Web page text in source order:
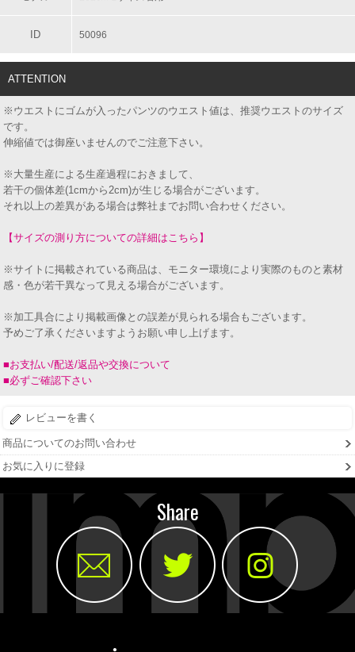
ID 50096
ATTENTION
※ウエストにゴムが入ったパンツのウエスト値は、推奨ウエストのサイズ
です。
伸縮値では御座いませんのでご注意下さい。
※大量生産による生産過程におきまして、
若干の個体差(1cmから2cm)が生じる場合がございます。
それ以上の差異がある場合は弊社までお問い合わせください。
【サイズの測り方についての詳細はこちら】
※サイトに掲載されている商品は、モニター環境により実際のものと素材
感・色が若干異なって見える場合がございます。
※加工具合により掲載画像との誤差が見られる場合もございます。
予めご了承くださいますようお願い申し上げます。
■お支払い/配送/返品や交換について
■必ずご確認下さい
レビューを書く
商品についてのお問い合わせ
お気に入りに登録
Share